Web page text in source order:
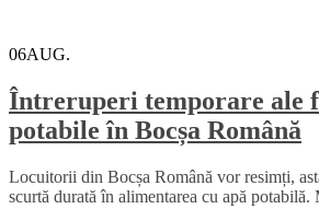
06AUG.
Întreruperi temporare ale
potabile în Bocșa Română
Locuitorii din Bocșa Română vor resimți,
scurtă durată în alimentarea cu apă potabilă.